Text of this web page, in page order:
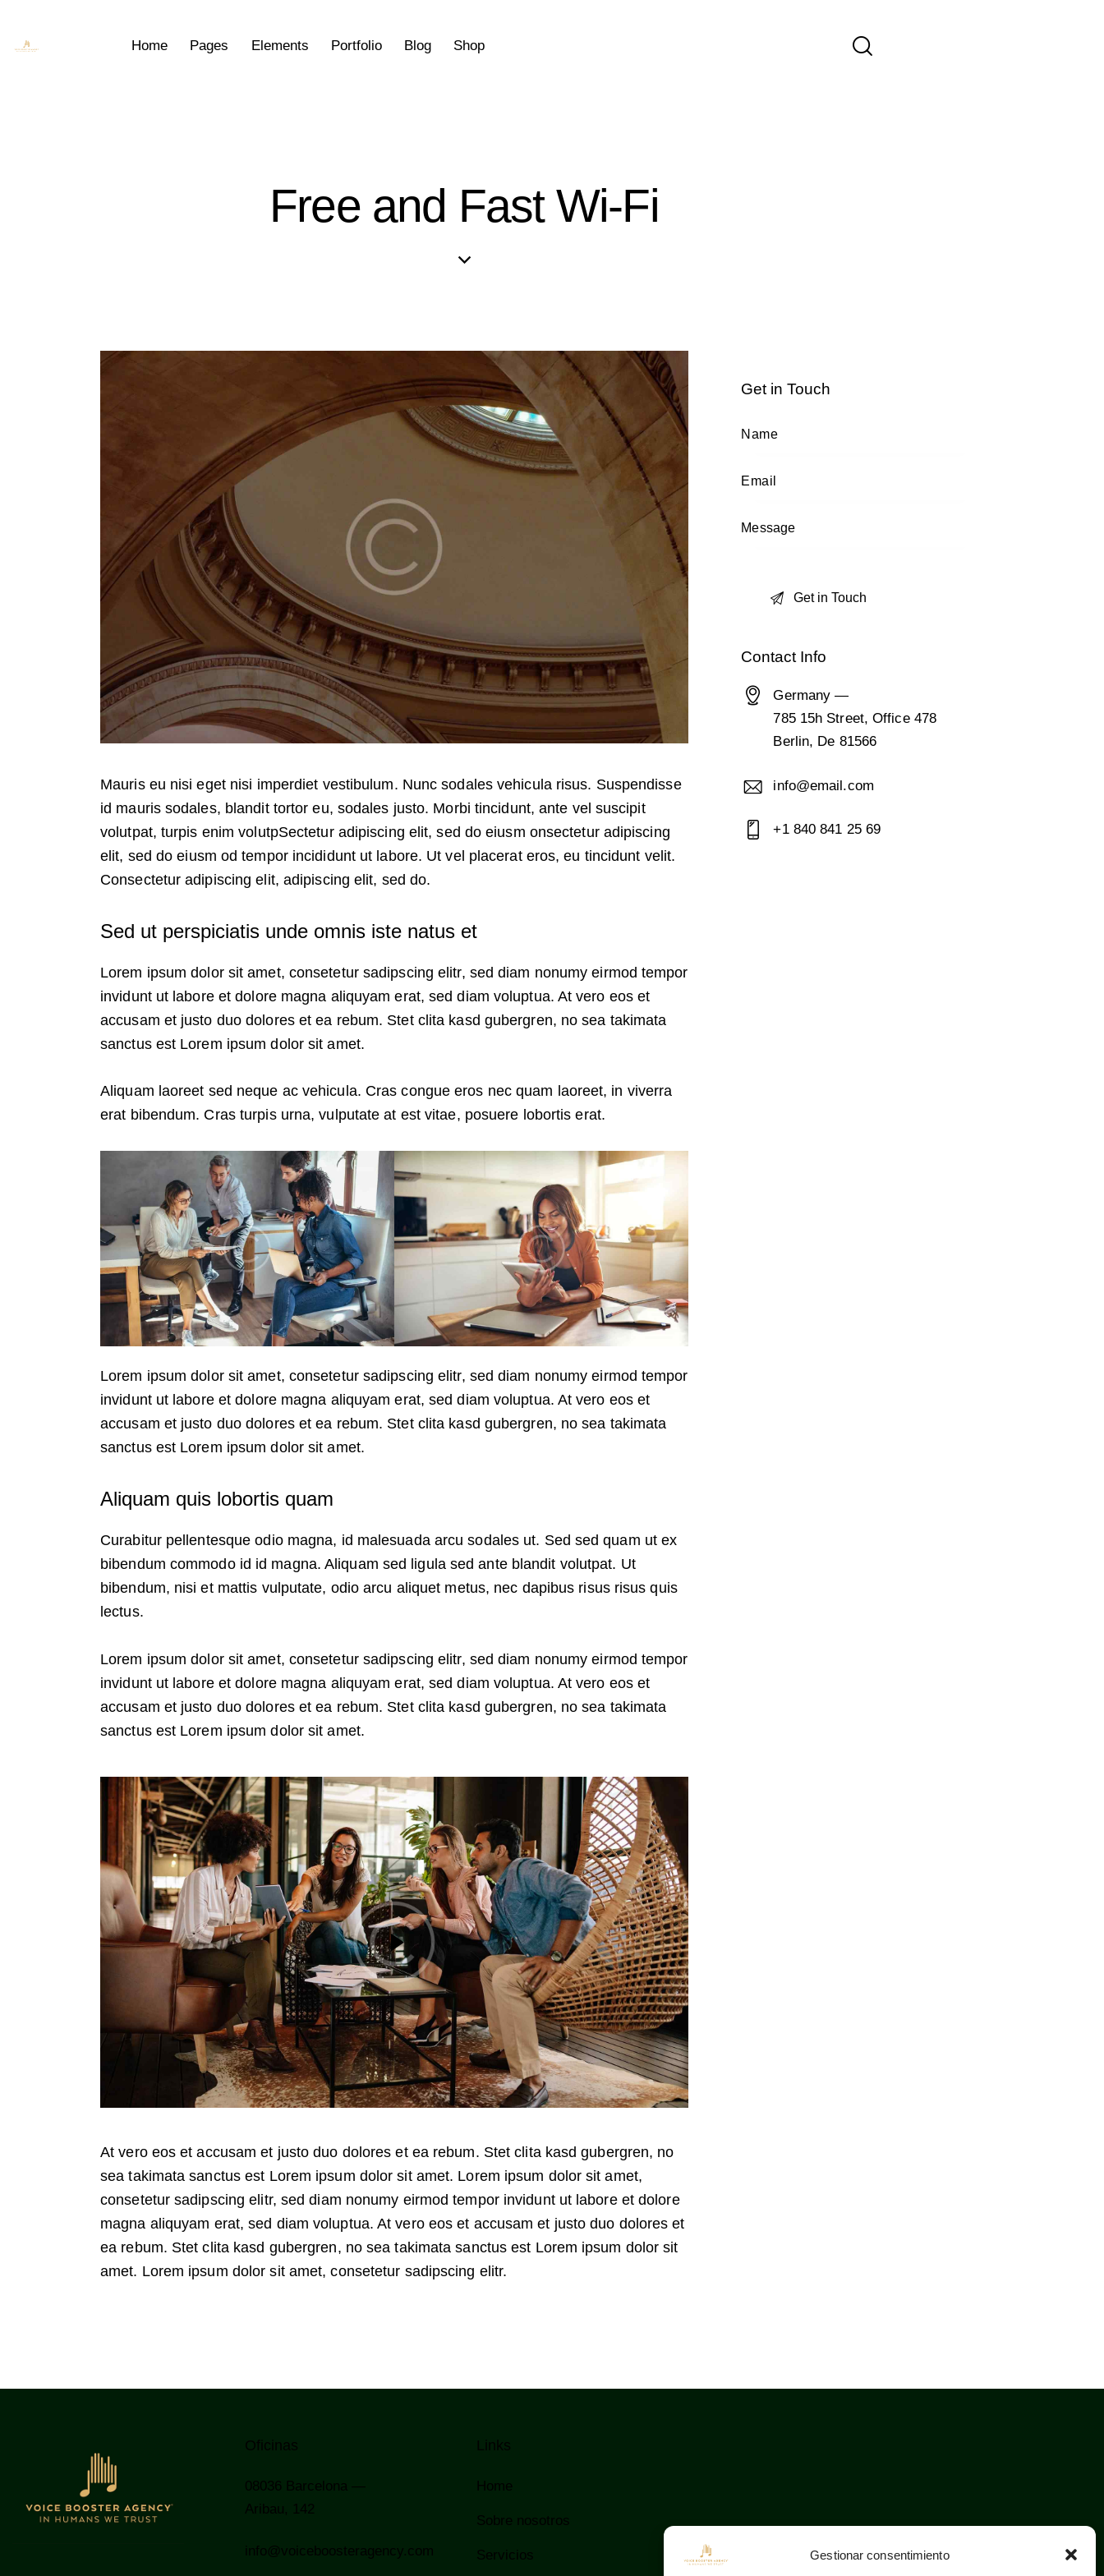
Gestionar consentimiento
Home Pages Elements Portfolio Blog Shop
Free and Fast Wi-Fi
Mauris eu nisi eget nisi imperdiet vestibulum. Nunc sodales vehicula risus. Suspendisse
id mauris sodales, blandit tortor eu, sodales justo. Morbi tincidunt, ante vel suscipit
volutpat, turpis enim volutpSectetur adipiscing elit, sed do eiusm onsectetur adipiscing
elit, sed do eiusm od tempor incididunt ut labore. Ut vel placerat eros, eu tincidunt velit.
Consectetur adipiscing elit, adipiscing elit, sed do.
Sed ut perspiciatis unde omnis iste natus et
Lorem ipsum dolor sit amet, consetetur sadipscing elitr, sed diam nonumy eirmod tempor
invidunt ut labore et dolore magna aliquyam erat, sed diam voluptua. At vero eos et
accusam et justo duo dolores et ea rebum. Stet clita kasd gubergren, no sea takimata
sanctus est Lorem ipsum dolor sit amet.
Aliquam laoreet sed neque ac vehicula. Cras congue eros nec quam laoreet, in viverra
erat bibendum. Cras turpis urna, vulputate at est vitae, posuere lobortis erat.
Lorem ipsum dolor sit amet, consetetur sadipscing elitr, sed diam nonumy eirmod tempor
invidunt ut labore et dolore magna aliquyam erat, sed diam voluptua. At vero eos et
accusam et justo duo dolores et ea rebum. Stet clita kasd gubergren, no sea takimata
sanctus est Lorem ipsum dolor sit amet.
Aliquam quis lobortis quam
Curabitur pellentesque odio magna, id malesuada arcu sodales ut. Sed sed quam ut ex
bibendum commodo id id magna. Aliquam sed ligula sed ante blandit volutpat. Ut
bibendum, nisi et mattis vulputate, odio arcu aliquet metus, nec dapibus risus risus quis
lectus.
Lorem ipsum dolor sit amet, consetetur sadipscing elitr, sed diam nonumy eirmod tempor
invidunt ut labore et dolore magna aliquyam erat, sed diam voluptua. At vero eos et
accusam et justo duo dolores et ea rebum. Stet clita kasd gubergren, no sea takimata
sanctus est Lorem ipsum dolor sit amet.
At vero eos et accusam et justo duo dolores et ea rebum. Stet clita kasd gubergren, no
sea takimata sanctus est Lorem ipsum dolor sit amet. Lorem ipsum dolor sit amet,
consetetur sadipscing elitr, sed diam nonumy eirmod tempor invidunt ut labore et dolore
magna aliquyam erat, sed diam voluptua. At vero eos et accusam et justo duo dolores et
ea rebum. Stet clita kasd gubergren, no sea takimata sanctus est Lorem ipsum dolor sit
amet. Lorem ipsum dolor sit amet, consetetur sadipscing elitr.
Get in Touch
Contact Info
Germany —
785 15h Street, Office 478
Berlin, De 81566
info@email.com
+1 840 841 25 69
Oficinas
08036 Barcelona —
Aribau, 142
info@voiceboosteragency.com
Links
Home
Sobre nosotros
Servicios